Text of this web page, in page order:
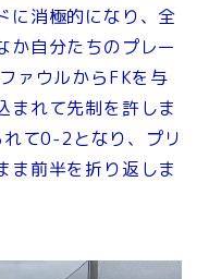
に消極的になり、全
か自分たちのプレー
ァウルからFKを与
まれて先制を許しま
て0-2となり、プリ
ま前半を折り返しま